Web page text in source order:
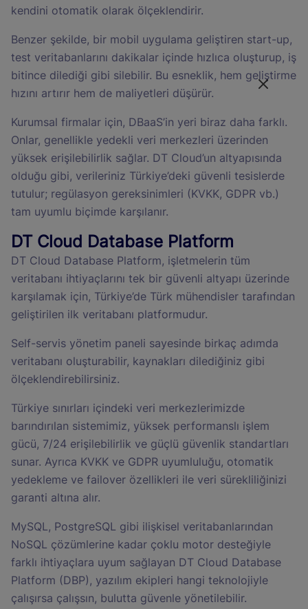
kendini otomatik olarak ölçeklendirir.
Benzer şekilde, bir mobil uygulama geliştiren start-up,
test veritabanlarını dakikalar içinde hızlıca oluşturup, iş
bitince dilediği gibi silebilir. Bu esneklik, hem geliştirme
hızını artırır hem de maliyetleri düşürür.
Kurumsal firmalar için, DBaaS’in yeri biraz daha farklı.
Onlar, genellikle yedekli veri merkezleri üzerinden
yüksek erişilebilirlik sağlar. DT Cloud’un altyapısında
olduğu gibi, verileriniz Türkiye’deki güvenli tesislerde
tutulur; regülasyon gereksinimleri (KVKK, GDPR vb.)
tam uyumlu biçimde karşılanır.
DT Cloud Database Platform
DT Cloud Database Platform, işletmelerin tüm
veritabanı ihtiyaçlarını tek bir güvenli altyapı üzerinde
karşılamak için, Türkiye’de Türk mühendisler tarafından
geliştirilen ilk veritabanı platformudur.
Self-servis yönetim paneli sayesinde birkaç adımda
veritabanı oluşturabilir, kaynakları dilediğiniz gibi
ölçeklendirebilirsiniz.
Türkiye sınırları içindeki veri merkezlerimizde
barındırılan sistemimiz, yüksek performanslı işlem
gücü, 7/24 erişilebilirlik ve güçlü güvenlik standartları
sunar. Ayrıca KVKK ve GDPR uyumluluğu, otomatik
yedekleme ve failover özellikleri ile veri sürekliliğinizi
garanti altına alır.
MySQL, PostgreSQL gibi ilişkisel veritabanlarından
NoSQL çözümlerine kadar çoklu motor desteğiyle
farklı ihtiyaçlara uyum sağlayan DT Cloud Database
Platform (DBP), yazılım ekipleri hangi teknolojiyle
çalışırsa çalışsın, bulutta güvenle yönetilebilir.